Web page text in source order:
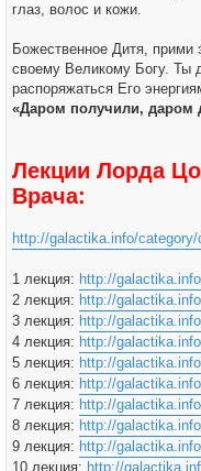
глаз, волос и кожи.
Божественное Дитя,
своему Великому Богу. Ты
распоряжаться Его
«Даром получили, даром
Лекции Лорда
Врача:
http://galactika.info/
1 лекция: http://
2 лекция: http://
3 лекция: http://
4 лекция: http://
5 лекция: http://
6 лекция: http://
7 лекция: http://
8 лекция: http://
9 лекция: http://
10 лекция: http://